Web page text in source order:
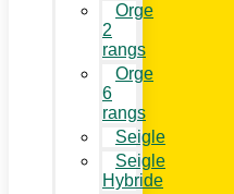
Orge
2
rangs
Orge
6
rangs
Seigle
Seigle
Hybride